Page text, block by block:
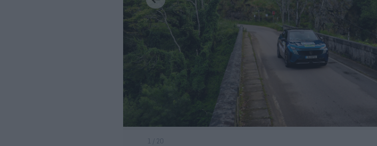
1 / 20